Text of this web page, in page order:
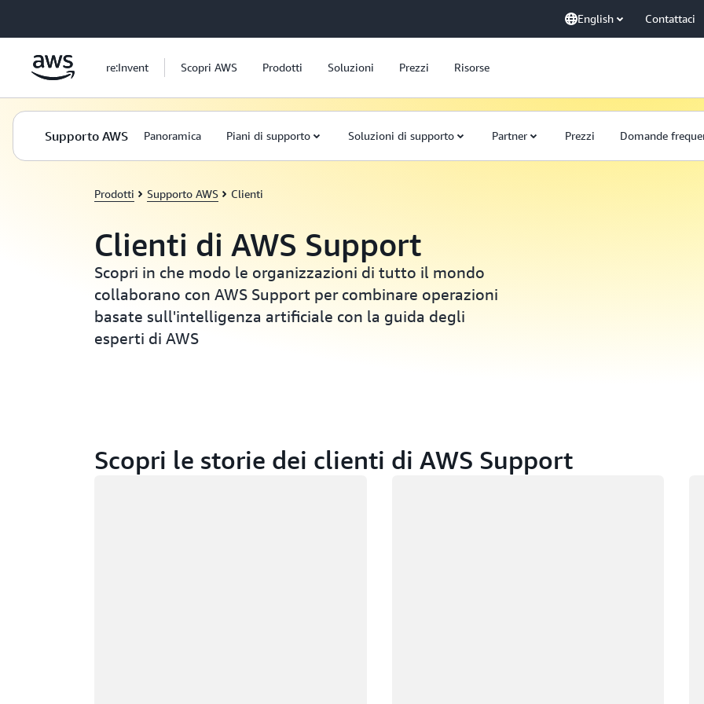
English Contattaci
re:Invent Scopri AWS Prodotti Soluzioni Prezzi Risorse
Supporto AWS Panoramica Piani di supporto Soluzioni di supporto Partner Prezzi Domande
Prodotti Supporto AWS Clienti
Clienti di AWS Support
Scopri in che modo le organizzazioni di tutto il mondo
collaborano con AWS Support per combinare operazioni
basate sull'intelligenza artificiale con la guida degli
esperti di AWS
Scopri le storie dei clienti di AWS Support